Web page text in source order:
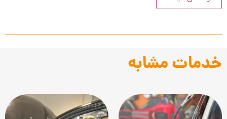
خدمات مشابه